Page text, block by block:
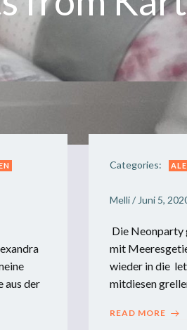
aus der
Categories:
Melli/ Juni 5,
Die Neonparty
mit
wieder in die
mitdiesen
READ MORE